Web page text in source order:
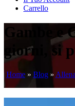
Carrello
Gambe e
giorni, si
Home» Blog»